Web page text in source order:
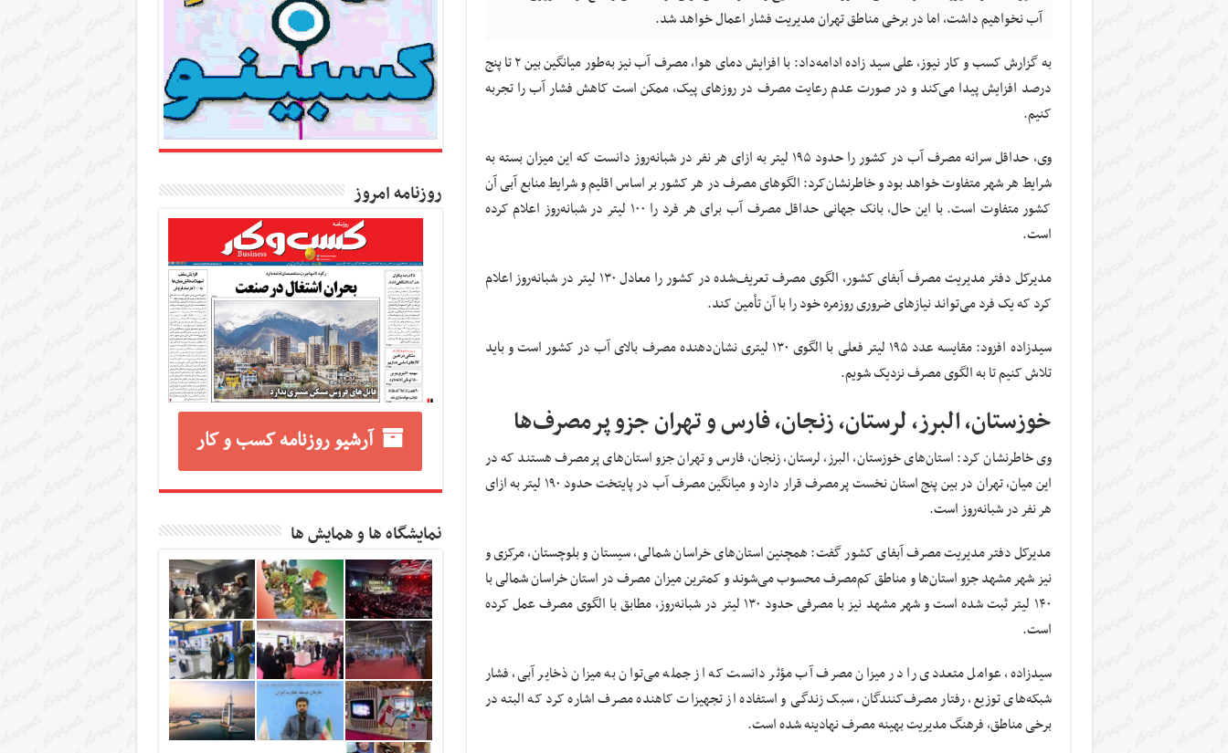
آب نخواهیم داشت، اما در برخی مناطق تهران مدیریت فشار اعمال خواهد شد.
به گزارش کسب و کار نیوز، علی سید زاده ادامه‌داد: با افزایش دمای هوا، مصرف آب نیز به‌طور میانگین بین ۲ تا پنج
درصد افزایش پیدا می‌کند و در صورت عدم رعایت مصرف در روزهای پیک، ممکن است کاهش فشار آب را تجربه
کنیم.
وی، حداقل سرانه مصرف آب در کشور را حدود ۱۹۵ لیتر به ازای هر نفر در شبانه‌روز دانست که این میزان بسته به
شرایط هر شهر متفاوت خواهد بود و خاطرنشان‌کرد: الگوهای مصرف در هر کشور بر اساس اقلیم و شرایط منابع آبی آن
کشور متفاوت است. با این حال، بانک جهانی حداقل مصرف آب برای هر فرد را ۱۰۰ لیتر در شبانه‌روز اعلام کرده
است.
مدیرکل دفتر مدیریت مصرف آبفای کشور، الگوی مصرف تعریف‌شده در کشور را معادل ۱۳۰ لیتر در شبانه‌روز اعلام
کرد که یک فرد می‌تواند نیازهای ضروری روزمره خود را با آن تأمین کند.
سیدزاده افزود: مقایسه عدد ۱۹۵ لیتر فعلی با الگوی ۱۳۰ لیتری نشان‌دهنده مصرف بالای آب در کشور است و باید
تلاش کنیم تا به الگوی مصرف نزدیک شویم.
خوزستان، البرز، لرستان، زنجان، فارس و تهران جزو پرمصرف‌ها
وی خاطرنشان کرد: استان‌های خوزستان، البرز، لرستان، زنجان، فارس و تهران جزو استان‌های پرمصرف هستند که در
این میان، تهران در بین پنج استان نخست پرمصرف قرار دارد و میانگین مصرف آب در پایتخت حدود ۱۹۰ لیتر به ازای
هر نفر در شبانه‌روز است.
مدیرکل دفتر مدیریت مصرف آبفای کشور گفت: همچنین استان‌های خراسان شمالی، سیستان و بلوچستان، مرکزی و
نیز شهر مشهد جزو استان‌ها و مناطق کم‌مصرف محسوب می‌شوند و کمترین میزان مصرف در استان خراسان شمالی با
۱۴۰ لیتر ثبت شده است و شهر مشهد نیز با مصرفی حدود ۱۳۰ لیتر در شبانه‌روز، مطابق با الگوی مصرف عمل کرده
است.
سیدزاده، عوامل متعددی را در میزان مصرف آب مؤثر دانست که از جمله می‌توان به میزان ذخایر آبی، فشار
شبکه‌های توزیع، رفتار مصرف‌کنندگان، سبک زندگی و استفاده از تجهیزات کاهنده مصرف اشاره کرد که البته در
برخی مناطق، فرهنگ مدیریت بهینه مصرف نهادینه شده است.
روزنامه امروز
آرشیو روزنامه کسب و کار
نمایشگاه ها و همایش ها